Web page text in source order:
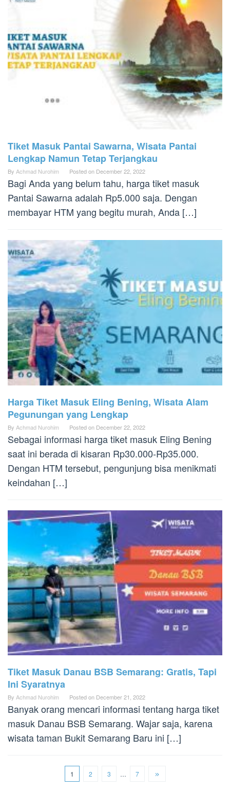
Tiket Masuk Pantai Sawarna, Wisata Pantai
Lengkap Namun Tetap Terjangkau
By Achmad Nurohim Posted on December 22, 2022
Bagi Anda yang belum tahu, harga tiket masuk
Pantai Sawarna adalah Rp5.000 saja. Dengan
membayar HTM yang begitu murah, Anda […]
Harga Tiket Masuk Eling Bening, Wisata Alam
Pegunungan yang Lengkap
By Achmad Nurohim Posted on December 22, 2022
Sebagai informasi harga tiket masuk Eling Bening
saat ini berada di kisaran Rp30.000-Rp35.000.
Dengan HTM tersebut, pengunjung bisa menikmati
keindahan […]
Tiket Masuk Danau BSB Semarang: Gratis, Tapi
Ini Syaratnya
By Achmad Nurohim Posted on December 21, 2022
Banyak orang mencari informasi tentang harga tiket
masuk Danau BSB Semarang. Wajar saja, karena
wisata taman Bukit Semarang Baru ini […]
1 2 3 … 7